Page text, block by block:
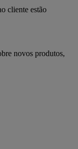
cliente estão
novos produtos,